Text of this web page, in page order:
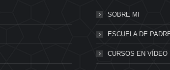
SOBRE MI
ESCUELA DE
CURSOS EN VÍDEO